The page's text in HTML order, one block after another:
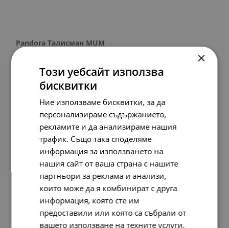
Pandora Талисман MUM
×
Този уебсайт използва
бисквитки
Ние използваме бисквитки, за да
персонализираме съдържанието,
рекламите и да анализираме нашия
трафик. Също така споделяме
информация за използването на
нашия сайт от ваша страна с нашите
партньори за реклама и анализи,
които може да я комбинират с друга
информация, която сте им
предоставили или която са събрали от
вашето използване на техните услуги.